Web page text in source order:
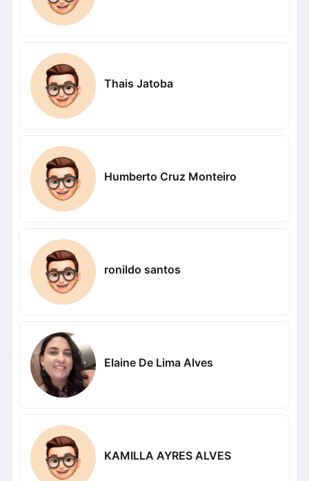
Thais Jatoba
Humberto Cruz Monteiro
ronildo santos
Elaine De Lima Alves
KAMILLA AYRES ALVES